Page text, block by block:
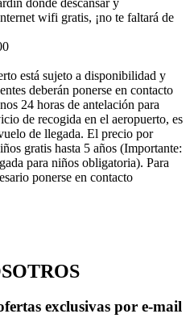
wifi gratis, ¡no te faltará de
está sujeto a disponibilidad y
deberán ponerse en contacto
24 horas de antelación para
de recogida en el aeropuerto, es
de llegada. El precio por
gratis hasta 5 años (Importante:
para niños obligatoria). Para
ponerse en contacto
exclusivas por e-mail